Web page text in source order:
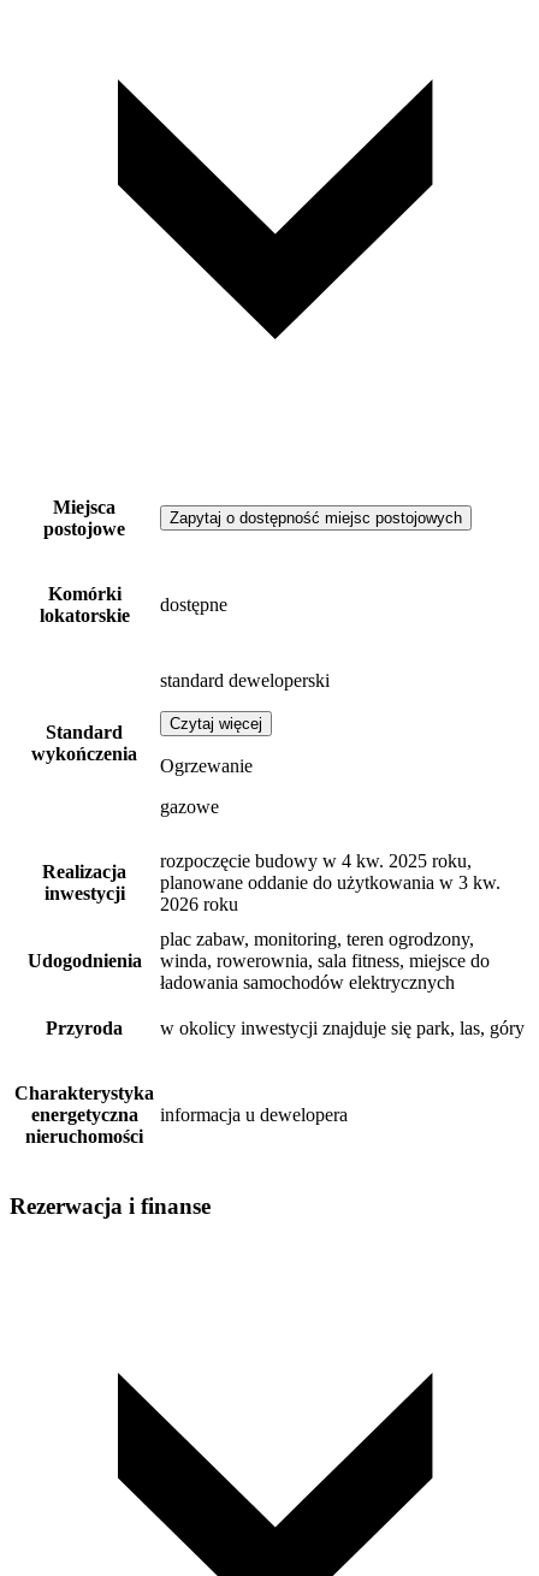
Miejsca
postojowe
Zapytaj o dostępność miejsc postojowych
Komórki
lokatorskie
dostępne
Standard
wykończenia
standard deweloperski
Czytaj więcej
Ogrzewanie
gazowe
Realizacja
inwestycji
rozpoczęcie budowy w 4 kw. 2025 roku,
planowane oddanie do użytkowania w 3 kw.
2026 roku
Udogodnienia
plac zabaw, monitoring, teren ogrodzony,
winda, rowerownia, sala fitness, miejsce do
ładowania samochodów elektrycznych
Przyroda w okolicy inwestycji znajduje się park, las, góry
Charakterystyka
energetyczna
nieruchomości
informacja u dewelopera
Rezerwacja i finanse